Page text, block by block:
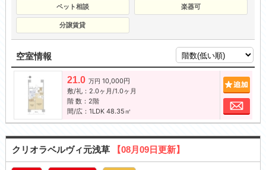
ペット相談 楽器可
分譲賃貸
空室情報
21.0 万円 10,000円
敷/礼：2.0ヶ月/1.0ヶ月
階 数：2階
間/広：1LDK 48.35㎡
お
クリオラベルヴィ元浅草 【08月09日更新】